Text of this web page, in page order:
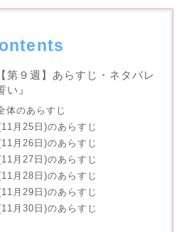
第９週】あらすじ・ネタバレ
い』
体のあらすじ
月25日)のあらすじ
月26日)のあらすじ
月27日)のあらすじ
月28日)のあらすじ
月29日)のあらすじ
月30日)のあらすじ